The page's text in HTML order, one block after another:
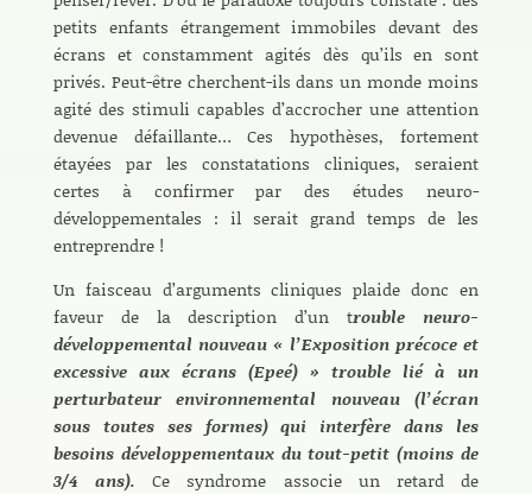
petits enfants étrangement immobiles devant des
écrans et constamment agités dès qu’ils en sont
privés. Peut-être cherchent-ils dans un monde moins
agité des stimuli capables d’accrocher une attention
devenue défaillante… Ces hypothèses, fortement
étayées par les constatations cliniques, seraient
certes à confirmer par des études neuro-
développementales : il serait grand temps de les
entreprendre !
Un faisceau d’arguments cliniques plaide donc en
faveur de la description d’un trouble neuro-
développemental nouveau « l’Exposition précoce et
excessive aux écrans (Epeé) » trouble lié à un
perturbateur environnemental nouveau (l’écran
sous toutes ses formes) qui interfère dans les
besoins développementaux du tout-petit (moins de
3/4 ans). Ce syndrome associe un retard de